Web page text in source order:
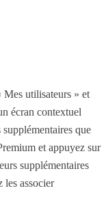
Mes utilisateurs » et
écran contextuel
que
et appuyez sur
supplémentaires
les associer